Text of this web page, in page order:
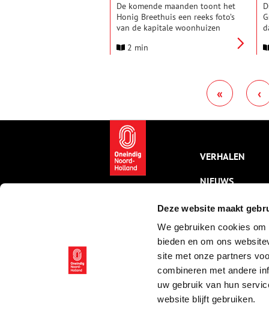
Deze website maakt
We gebruiken cookies
bieden en om ons
site met onze partners
combineren met andere
uw gebruik van hun
website blijft gebruiken.
De komende maanden toont het
Honig Breethuis een reeks foto’s
van de kapitale woonhuizen
toen er nog een wegsloot liep
omstreeks 1905 gemaakt door
Amsterdamse vestiging van ‘het
photografisch atelier’ H. Sanders
& Co uit Groningen.
2 min
« ‹
VERHALEN
NIEUWS
KALENDER
THEMA’S
ACTIVITEITEN
VIDEO’S